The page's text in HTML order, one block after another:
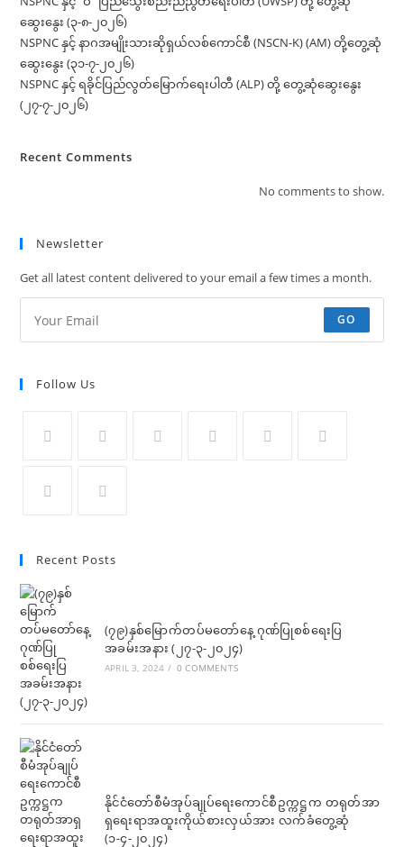
ဆွေးနွေး (၃-၈-၂၀၂၆)
NSPNC နှင့် နာဂအမျိုးသားဆိုရှယ်လစ်ကောင်စီ (NSCN-K) (AM) တို့တွေ့ဆုံ
ဆွေးနွေး (၃၁-၇-၂၀၂၆)
NSPNC နှင့် ရခိုင်ပြည်လွတ်မြောက်ရေးပါတီ (ALP) တို့ တွေ့ဆုံဆွေးနွေး
(၂၇-၇-၂၀၂၆)
Recent Comments
No comments to show.
Newsletter
Get all latest content delivered to your email a few times a month.
GO
Follow Us
Recent Posts
(၇၉)နှစ်မြောက်တပ်မတော်နေ့ ဂုဏ်ပြုစစ်ရေးပြ
အခမ်းအနား (၂၇-၃-၂၀၂၄)
APRIL 3, 2024 / 0 COMMENTS
နိုင်ငံတော်စီမံအုပ်ချုပ်ရေးကောင်စီဥက္ကဋ္ဌက တရုတ်အာ
ရှရေးရာအထူးကိုယ်စားလှယ်အား လက်ခံတွေ့ဆုံ
(၁-၄-၂၀၂၄)